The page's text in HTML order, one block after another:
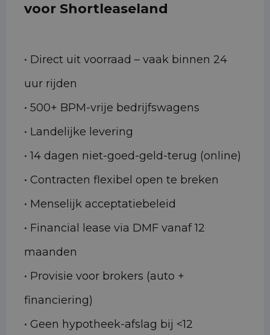
voor Shortleaseland
• Direct uit voorraad – vaak binnen 24
uur rijden
• 500+ BPM-vrije bedrijfswagens
• Landelijke levering
• 14 dagen niet-goed-geld-terug (online)
• Contracten flexibel open te breken
• Menselijk acceptatiebeleid
• Financial lease via DMF vanaf 12
maanden
• Provisie voor brokers (auto +
financiering)
• Geen hypotheek-afslag bij <12